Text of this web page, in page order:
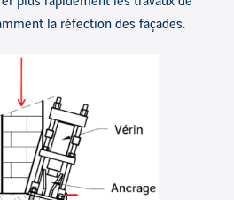
la réfection des façades.